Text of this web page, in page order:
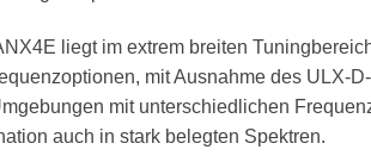
liegt im extrem breiten
mit Ausnahme des ULX-
mit unterschiedlichen
auch in stark belegten Spektren.